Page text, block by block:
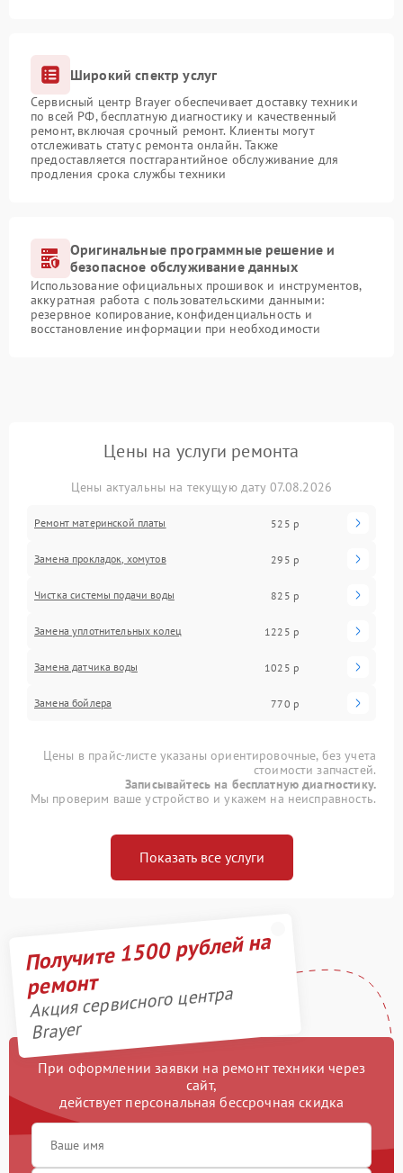
Широкий спектр услуг
Сервисный центр Brayer обеспечивает доставку техники
по всей РФ, бесплатную диагностику и качественный
ремонт, включая срочный ремонт. Клиенты могут
отслеживать статус ремонта онлайн. Также
предоставляется постгарантийное обслуживание для
продления срока службы техники
Оригинальные программные решение и
безопасное обслуживание данных
Использование официальных прошивок и инструментов,
аккуратная работа с пользовательскими данными:
резервное копирование, конфиденциальность и
восстановление информации при необходимости
Цены на услуги ремонта
Цены актуальны на текущую дату 07.08.2026
Ремонт материнской платы 525 р
Замена прокладок, хомутов 295 р
Чистка системы подачи воды 825 р
Замена уплотнительных колец 1225 р
Замена датчика воды 1025 р
Замена бойлера 770 р
Цены в прайс-листе указаны ориентировочные, без учета
стоимости запчастей.
Записывайтесь на бесплатную диагностику.
Мы проверим ваше устройство и укажем на неисправность.
Показать все услуги
Получите 1500 рублей на
ремонт
Акция сервисного центра
Brayer
При оформлении заявки на ремонт техники через
сайт,
действует персональная бессрочная скидка